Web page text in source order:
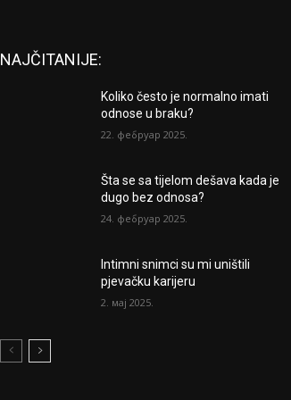
NAJČITANIJE:
Koliko često je normalno imati
odnose u braku?
22. фебруар 2025.
Šta se sa tijelom dešava kada je
dugo bez odnosa?
24. фебруар 2025.
Intimni snimci su mi uništili
pjevačku karijeru
2. мај 2025.